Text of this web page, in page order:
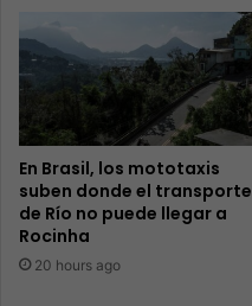
En Brasil, los mototaxis
suben donde el transporte
de Río no puede llegar a
Rocinha
20 hours ago